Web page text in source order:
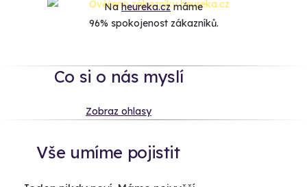
Naheureka.czmáme
96% spokojenost zákazníků.
Co si o nás myslí
Zobraz ohlasy
Vše umíme pojistit